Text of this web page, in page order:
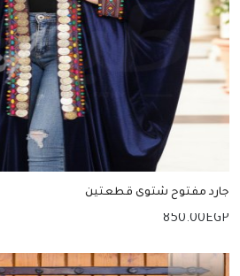
جارد مفتوح شتوى قطعتين
850.00EGP